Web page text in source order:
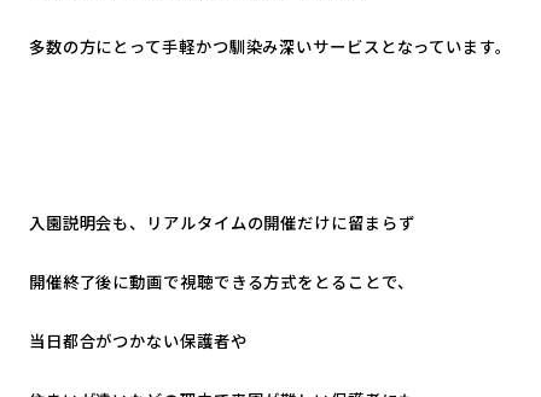
多数の方にとって手軽かつ馴染み深いサービスとなっています。
入園説明会も、リアルタイムの開催だけに留まらず
開催終了後に動画で視聴できる方式をとることで、
当日都合がつかない保護者や